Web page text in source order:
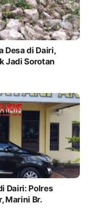
Desa di Dairi,
Jadi Sorotan
Polres